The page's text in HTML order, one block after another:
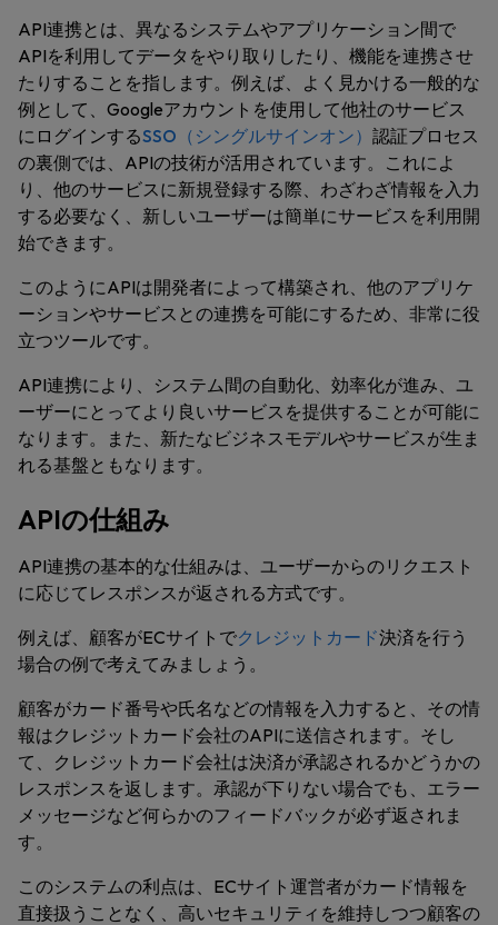
API連携とは、異なるシステムやアプリケーション間で
APIを利用してデータをやり取りしたり、機能を連携させ
たりすることを指します。例えば、よく見かける一般的な
例として、Googleアカウントを使用して他社のサービス
にログインするSSO（シングルサインオン） 認証プロセス
の裏側では、APIの技術が活用されています。これによ
り、他のサービスに新規登録する際、わざわざ情報を入力
する必要なく、新しいユーザーは簡単にサービスを利用開
始できます。
このようにAPIは開発者によって構築され、他のアプリケ
ーションやサービスとの連携を可能にするため、非常に役
立つツールです。
API連携により、システム間の自動化、効率化が進み、ユ
ーザーにとってより良いサービスを提供することが可能に
なります。また、新たなビジネスモデルやサービスが生ま
れる基盤ともなります。
APIの仕組み
API連携の基本的な仕組みは、ユーザーからのリクエスト
に応じてレスポンスが返される方式です。
例えば、顧客がECサイトでクレジットカード決済を行う
場合の例で考えてみましょう。
顧客がカード番号や氏名などの情報を入力すると、その情
報はクレジットカード会社のAPIに送信されます。そし
て、クレジットカード会社は決済が承認されるかどうかの
レスポンスを返します。承認が下りない場合でも、エラー
メッセージなど何らかのフィードバックが必ず返されま
す。
このシステムの利点は、ECサイト運営者がカード情報を
直接扱うことなく、高いセキュリティを維持しつつ顧客の